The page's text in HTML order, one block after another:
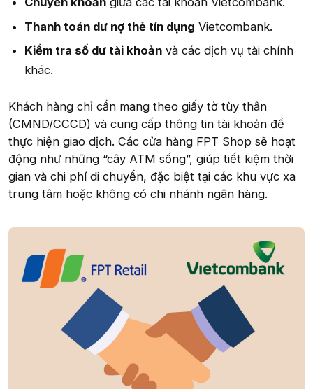
Thanh toán dư nợ thẻ tín dụng Vietcombank.
Kiểm tra số dư tài khoản và các dịch vụ tài chính
khác.
Khách hàng chỉ cần mang theo giấy tờ tùy thân
(CMND/CCCD) và cung cấp thông tin tài khoản để
thực hiện giao dịch. Các cửa hàng FPT Shop sẽ hoạt
động như những “cây ATM sống”, giúp tiết kiệm thời
gian và chi phí di chuyển, đặc biệt tại các khu vực xa
trung tâm hoặc không có chi nhánh ngân hàng.